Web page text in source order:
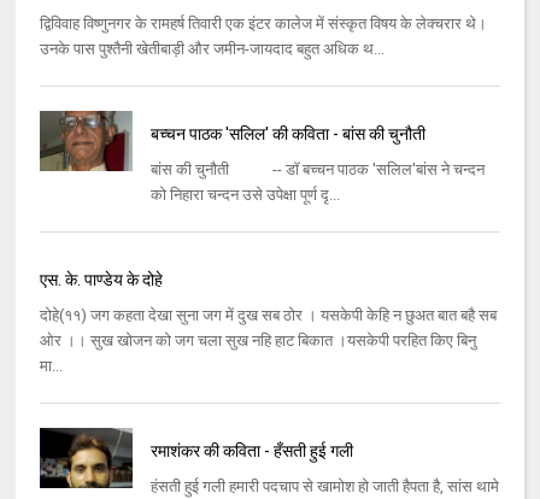
द्विविवाह विष्‍णुनगर के रामहर्ष तिवारी एक इंटर कालेज में संस्‍कृत विषय के लेक्‍चरार थे।
उनके पास पुश्‍तैनी खेतीबाड़ी और जमीन-जायदाद बहुत अधिक थ...
बच्चन पाठक 'सलिल' की कविता - बांस की चुनौती
बांस की चुनौती -- डॉ बच्चन पाठक 'सलिल'बांस ने चन्दन
को निहारा चन्दन उसे उपेक्षा पूर्ण दृ...
एस. के. पाण्डेय के दोहे
दोहे(११) जग कहता देखा सुना जग में दुख सब ठोर । यसकेपी केहि न छुअत बात बहै सब
ओर ।। सुख खोजन को जग चला सुख नहि हाट बिकात ।यसकेपी परहित किए बिनु
मा...
रमाशंकर की कविता - हँसती हुई गली
हंसती हुई गली हमारी पदचाप से खामोश हो जाती हैपता है, सांस थामे